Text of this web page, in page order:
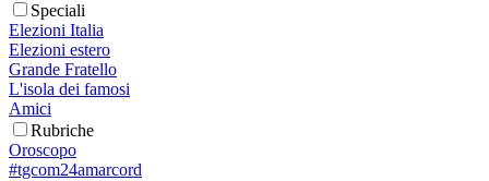
Speciali
Elezioni Italia
Elezioni estero
Grande Fratello
L'isola dei famosi
Amici
Rubriche
Oroscopo
#tgcom24amarcord